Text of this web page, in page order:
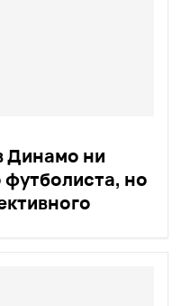
Динамо ни
футболиста, но